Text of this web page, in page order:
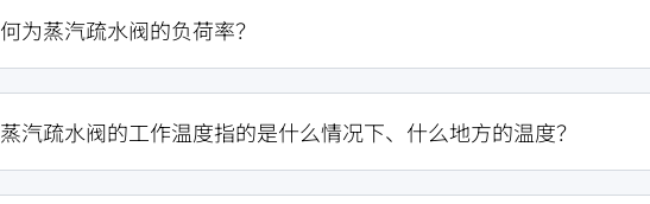
何为蒸汽疏水阀的负荷率？
蒸汽疏水阀的工作温度指的是什么情况下、什么地方的温度？